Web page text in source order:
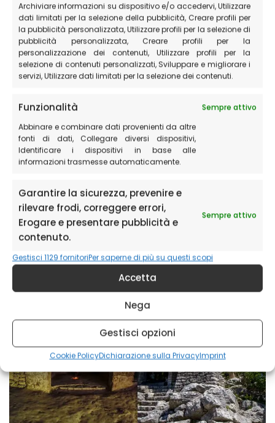
Archiviare informazioni su dispositivo e/o accedervi, Utilizzare
dati limitati per la selezione della pubblicità, Creare profili per
la pubblicità personalizzata, Utilizzare profili per la selezione di
pubblicità personalizzata, Creare profili per la
personalizzazione dei contenuti, Utilizzare profili per la
selezione di contenuti personalizzati, Sviluppare e migliorare i
servizi, Utilizzare dati limitati per la selezione dei contenuti.
Funzionalità
Sempre attivo
Abbinare e combinare dati provenienti da altre
fonti di dati, Collegare diversi dispositivi,
Identificare i dispositivi in base alle
informazioni trasmesse automaticamente.
Garantire la sicurezza, prevenire e
rilevare frodi, correggere errori,
Erogare e presentare pubblicità e
contenuto.
Sempre attivo
Gestisci 1129 fornitoriPer saperne di più su questi scopi
Accetta
Nega
Gestisci opzioni
Cookie PolicyDichiarazione sulla PrivacyImprint